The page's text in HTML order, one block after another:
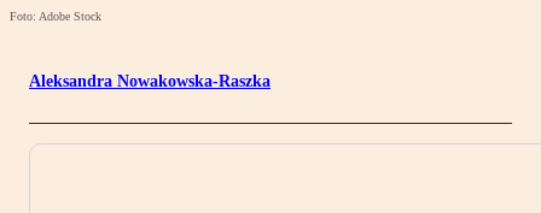
Foto: Adobe Stock
Aleksandra Nowakowska-Raszka